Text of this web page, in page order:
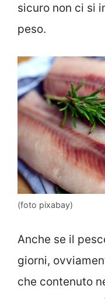
sicuro non ci si
peso.
(foto pixabay)
Anche se il
giorni,
che contenuto